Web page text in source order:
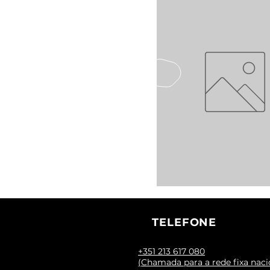
TELEFONE
+351 213 617 080
(Chamada para a rede fixa